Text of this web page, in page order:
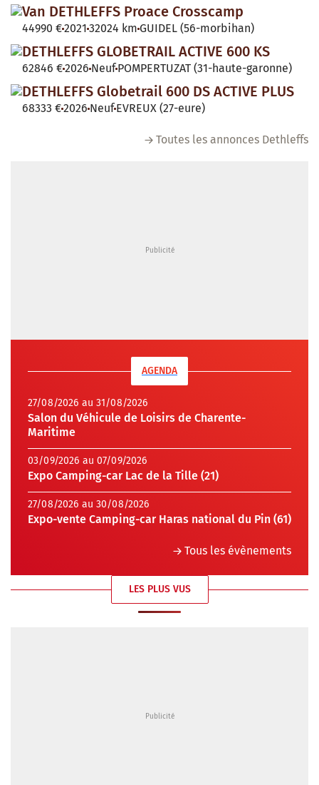
Van DETHLEFFS Proace Crosscamp
44990 €2021 32024 km GUIDEL (56-morbihan)
DETHLEFFS GLOBETRAIL ACTIVE 600 KS
62846 €2026 Neuf POMPERTUZAT (31-haute-garonne)
DETHLEFFS Globetrail 600 DS ACTIVE PLUS
68333 €2026 Neuf EVREUX (27-eure)
Toutes les annonces Dethleffs
AGENDA
27/08/2026 au 31/08/2026
Salon du Véhicule de Loisirs de Charente-
Maritime
03/09/2026 au 07/09/2026
Expo Camping-car Lac de la Tille (21)
27/08/2026 au 30/08/2026
Expo-vente Camping-car Haras national du Pin (61)
Tous les évènements
LES PLUS VUS